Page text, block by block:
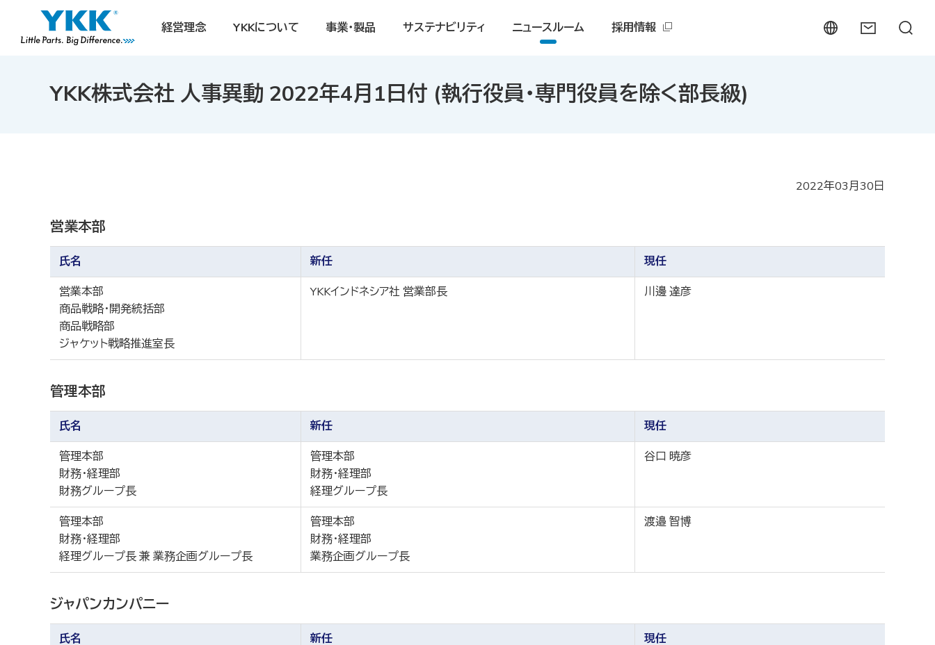
経営理念 YKKについて 事業・製品 サステナビリティ ニュースルーム 採用情報
YKK株式会社 人事異動 2022年4月1日付 (執行役員・専門役員を除く部長級)
2022年03月30日
営業本部
氏名 新任
現任
営業本部
商品戦略・開発統括部
商品戦略部
ジャケット戦略推進室長
YKKインドネシア社 営業部長 川邊 達彦
管理本部
氏名 新任
現任
管理本部
財務・経理部
財務グループ長
管理本部
財務・経理部
経理グループ長
谷口 暁彦
管理本部
財務・経理部
経理グループ長 兼 業務企画グループ長
管理本部
財務・経理部
業務企画グループ長
渡邉 智博
ジャパンカンパニー
氏名 新任
現任